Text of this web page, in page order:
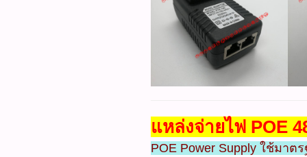
แหล่งจ่ายไฟ POE
POE Power Supply ใช้มาต